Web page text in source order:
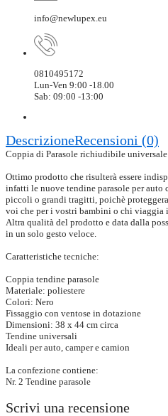
info@newlupex.eu
0810495172
Lun-Ven 9:00 -18.00
Sab: 09:00 -13:00
DescrizioneRecensioni (0)
Coppia di Parasole richiudibile
Ottimo prodotto che risulterà essere
infatti le nuove tendine parasole per auto
piccoli o grandi tragitti, poichè
voi che per i vostri bambini o chi viaggia
Altra qualità del prodotto e data dalla
in un solo gesto veloce.
Caratteristiche tecniche:
Coppia tendine parasole
Materiale: poliestere
Colori: Nero
Fissaggio con ventose in dotazione
Dimensioni: 38 x 44 cm circa
Tendine universali
Ideali per auto, camper e camion
La confezione contiene:
Nr. 2 Tendine parasole
Scrivi una recensione